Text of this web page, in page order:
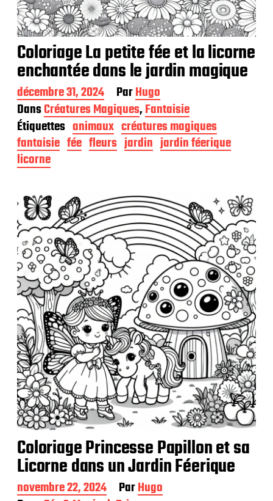
Coloriage La petite fée et la licorne
enchantée dans le jardin magique
D
a
t
e
d
e
p
l
i
c
a
t
i
o
n
décembre 31, 2024 ParHugo
DansCréatures Magiques,Fantaisie
Étiquettes animaux créatures magiques
fantaisie fée fleurs jardin jardin féerique
licorne
Coloriage Princesse Papillon et sa
Licorne dans un Jardin Féerique
D
novembre 22, 2024 ParHugo